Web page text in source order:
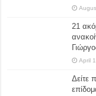
21
April
Δείτε